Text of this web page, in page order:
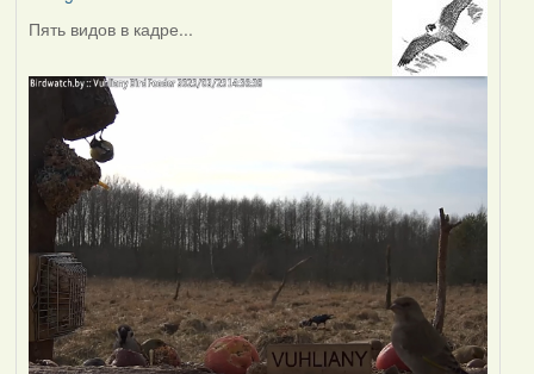
Пять видов в кадре...